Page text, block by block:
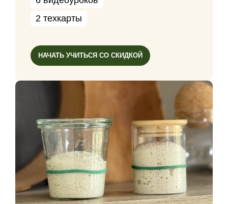
2 техкарты
НАЧАТЬ УЧИТЬСЯ СО СКИДКОЙ